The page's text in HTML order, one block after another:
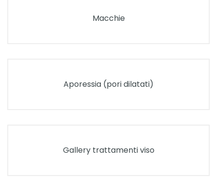
Macchie
Aporessia (pori dilatati)
Gallery trattamenti viso